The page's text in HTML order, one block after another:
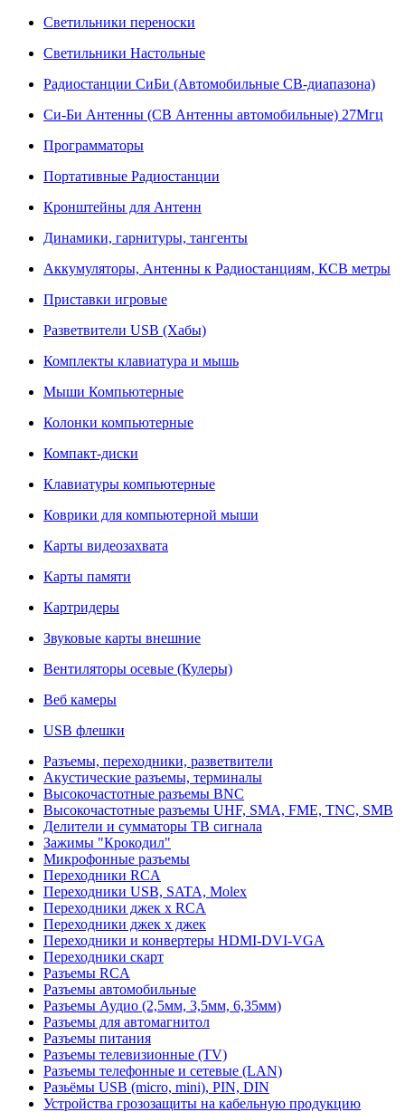
Светильники переноски
Светильники Настольные
Радиостанции СиБи (Автомобильные СВ-диапазона)
Си-Би Антенны (СВ Антенны автомобильные) 27Мгц
Программаторы
Портативные Радиостанции
Кронштейны для Антенн
Динамики, гарнитуры, тангенты
Аккумуляторы, Антенны к Радиостанциям, КСВ метры
Приставки игровые
Разветвители USB (Хабы)
Комплекты клавиатура и мышь
Мыши Компьютерные
Колонки компьютерные
Компакт-диски
Клавиатуры компьютерные
Коврики для компьютерной мыши
Карты видеозахвата
Карты памяти
Картридеры
Звуковые карты внешние
Вентиляторы осевые (Кулеры)
Веб камеры
USB флешки
Разъемы, переходники, разветвители
Акустические разъемы, терминалы
Высокочастотные разъемы BNC
Высокочастотные разъемы UHF, SMA, FME, TNC, SMB
Делители и сумматоры ТВ сигнала
Зажимы "Крокодил"
Микрофонные разъемы
Переходники RCA
Переходники USB, SATA, Molex
Переходники джек х RCA
Переходники джек х джек
Переходники и конвертеры HDMI-DVI-VGA
Переходники скарт
Разъемы RCA
Разъемы автомобильные
Разъемы Аудио (2,5мм, 3,5мм, 6,35мм)
Разъемы для автомагнитол
Разъемы питания
Разъемы телевизионные (TV)
Разъемы телефонные и сетевые (LAN)
Разьёмы USB (micro, mini), PIN, DIN
Устройства грозозащиты на кабельную продукцию